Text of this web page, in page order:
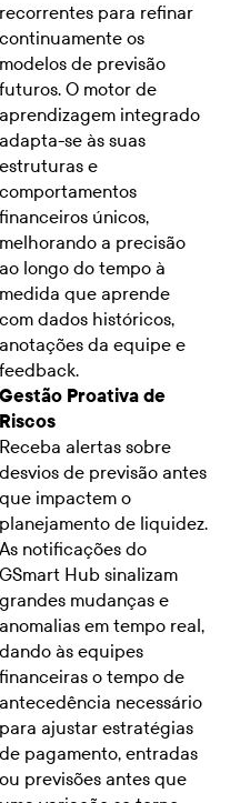
recorrentes para refinar
continuamente os
modelos de previsão
futuros. O motor de
aprendizagem integrado
adapta-se às suas
estruturas e
comportamentos
financeiros únicos,
melhorando a precisão
ao longo do tempo à
medida que aprende
com dados históricos,
anotações da equipe e
feedback.
Gestão Proativa de
Riscos
Receba alertas sobre
desvios de previsão antes
que impactem o
planejamento de liquidez.
As notificações do
GSmart Hub sinalizam
grandes mudanças e
anomalias em tempo real,
dando às equipes
financeiras o tempo de
antecedência necessário
para ajustar estratégias
de pagamento, entradas
ou previsões antes que